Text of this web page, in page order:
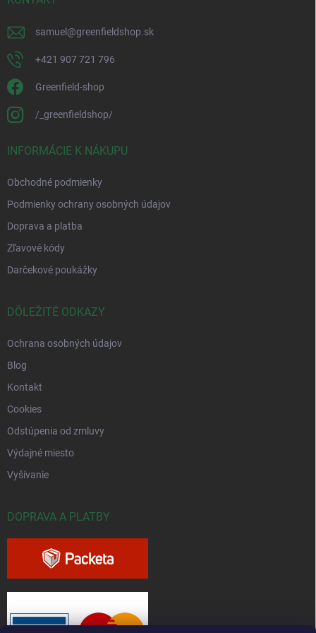
samuel @greenfieldshop.sk
+421 907 721 796
Greenfield-shop
/_greenfieldshop/
INFORMÁCIE K NÁKUPU
Obchodné podmienky
Podmienky ochrany osobných údajov
Doprava a platba
Zľavové kódy
Darčekové poukážky
DÔLEŽITÉ ODKAZY
Ochrana osobných údajov
Blog
Kontakt
Cookies
Odstúpenia od zmluvy
Výdajné miesto
Vyšívanie
DOPRAVA A PLATBY